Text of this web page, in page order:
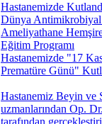
Hastanemizde
Dünya Antimikrobiyal
Ameliyathane
Eğitim Programı
Hastanemizde "17
Prematüre Günü"
Hastanemiz Beyin
uzmanlarından Op.
tarafından